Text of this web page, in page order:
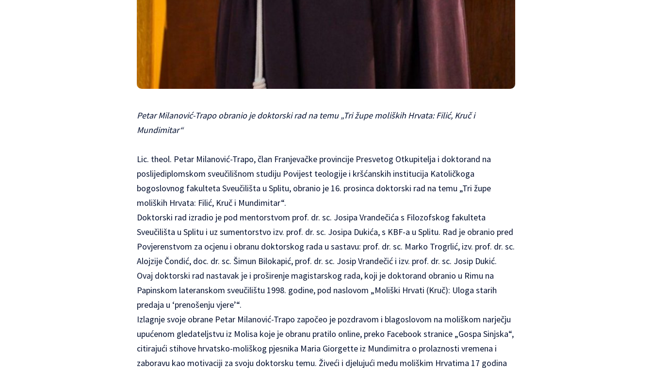
Petar Milanović-Trapo obranio je doktorski rad na temu „Tri župe moliških Hrvata: Filić, Kruč i
Mundimitar“
Lic. theol. Petar Milanović-Trapo, član Franjevačke provincije Presvetog Otkupitelja i doktorand na
poslijediplomskom sveučilišnom studiju Povijest teologije i kršćanskih institucija Katoličkoga
bogoslovnog fakulteta Sveučilišta u Splitu, obranio je 16. prosinca doktorski rad na temu „Tri župe
moliških Hrvata: Filić, Kruč i Mundimitar“.
Doktorski rad izradio je pod mentorstvom prof. dr. sc. Josipa Vrandečića s Filozofskog fakulteta
Sveučilišta u Splitu i uz sumentorstvo izv. prof. dr. sc. Josipa Dukića, s KBF-a u Splitu. Rad je obranio pred
Povjerenstvom za ocjenu i obranu doktorskog rada u sastavu: prof. dr. sc. Marko Trogrlić, izv. prof. dr. sc.
Alojzije Čondić, doc. dr. sc. Šimun Bilokapić, prof. dr. sc. Josip Vrandečić i izv. prof. dr. sc. Josip Dukić.
Ovaj doktorski rad nastavak je i proširenje magistarskog rada, koji je doktorand obranio u Rimu na
Papinskom lateranskom sveučilištu 1998. godine, pod naslovom „Moliški Hrvati (Kruč): Uloga starih
predaja u ‘prenošenju vjere’“.
Izlagnje svoje obrane Petar Milanović-Trapo započeo je pozdravom i blagoslovom na moliškom narječju
upućenom gledateljstvu iz Molisa koje je obranu pratilo online, preko Facebook stranice „Gospa Sinjska“,
citirajući stihove hrvatsko-moliškog pjesnika Maria Giorgette iz Mundimitra o prolaznosti vremena i
zaboravu kao motivaciji za svoju doktorsku temu. Živeći i djelujući među moliškim Hrvatima 17 godina